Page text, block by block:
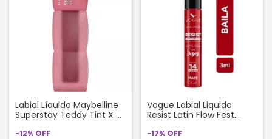
Labial Líquido Maybelline
Superstay Teddy Tint X 5
-12% OFF
Vogue Labial Liquido
Resist Latin Flow Fest
-17% OFF